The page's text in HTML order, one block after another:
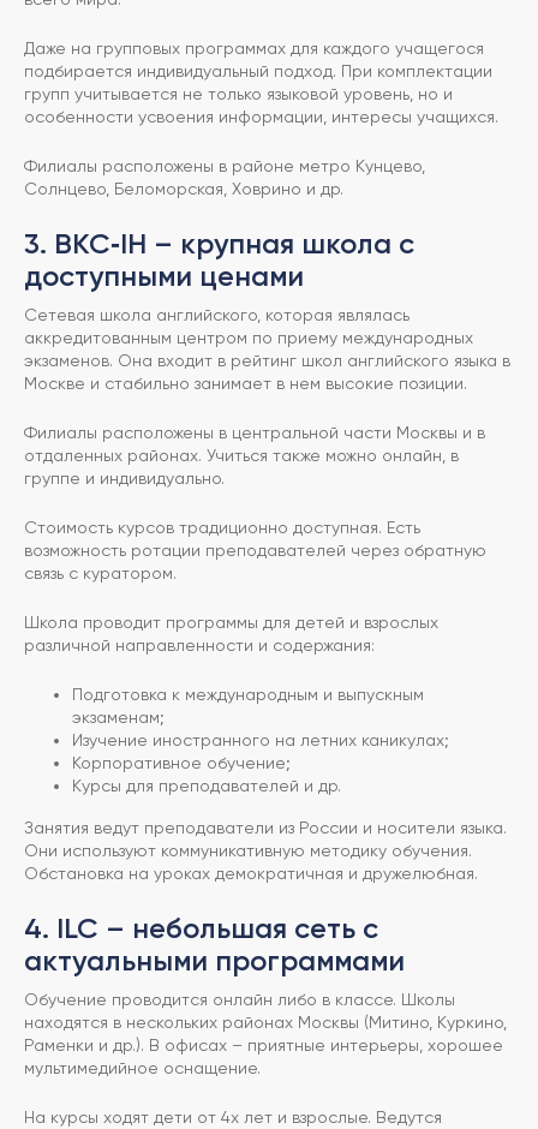
Даже на групповых программах для каждого учащегося
подбирается индивидуальный подход. При комплектации
групп учитывается не только языковой уровень, но и
особенности усвоения информации, интересы учащихся.
Филиалы расположены в районе метро Кунцево,
Солнцево, Беломорская, Ховрино и др.
3. BKC‑IH – крупная школа с
доступными ценами
Сетевая школа английского, которая являлась
аккредитованным центром по приему международных
экзаменов. Она входит в рейтинг школ английского языка в
Москве и стабильно занимает в нем высокие позиции.
Филиалы расположены в центральной части Москвы и в
отдаленных районах. Учиться также можно онлайн, в
группе и индивидуально.
Стоимость курсов традиционно доступная. Есть
возможность ротации преподавателей через обратную
связь с куратором.
Школа проводит программы для детей и взрослых
различной направленности и содержания:
Подготовка к международным и выпускным
экзаменам;
Изучение иностранного на летних каникулах;
Корпоративное обучение;
Курсы для преподавателей и др.
Занятия ведут преподаватели из России и носители языка.
Они используют коммуникативную методику обучения.
Обстановка на уроках демократичная и дружелюбная.
4. ILC – небольшая сеть с
актуальными программами
Обучение проводится онлайн либо в классе. Школы
находятся в нескольких районах Москвы (Митино, Куркино,
Раменки и др.). В офисах – приятные интерьеры, хорошее
мультимедийное оснащение.
На курсы ходят дети от 4х лет и взрослые. Ведутся